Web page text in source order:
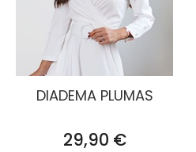
DIADEMA PLUMAS
Precio
29,90 €